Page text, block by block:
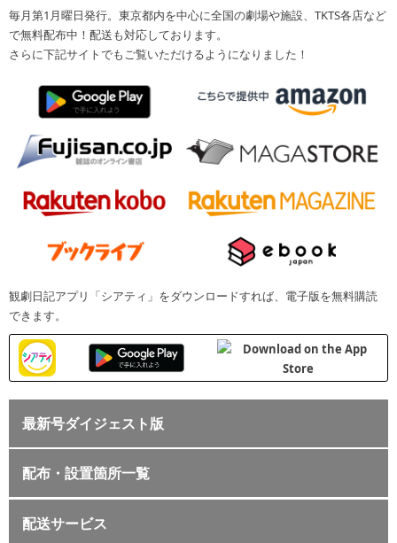
毎月第1月曜日発行。東京都内を中心に全国の劇場や施設、TKTS各店など
で無料配布中！配送も対応しております。
さらに下記サイトでもご覧いただけるようになりました！
観劇日記アプリ「シアティ」をダウンロードすれば、電子版を無料購読
できます。
最新号ダイジェスト版
配布・設置箇所一覧
配送サービス